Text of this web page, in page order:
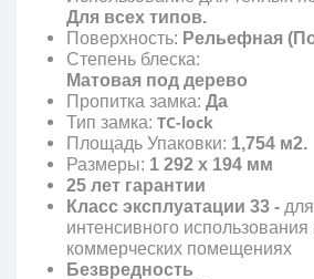
Для всех типов.
Поверхность: Рельефная
Степень блеска:
Матовая под дерево
Пропитка замка: Да
Тип замка: TC-lock
Площадь Упаковки: 1,754 м2.
Размеры: 1 292 x 194 мм
25 лет гарантии
Класс эксплуатации 33 - для
интенсивного использования
коммерческих помещениях
Безвредность